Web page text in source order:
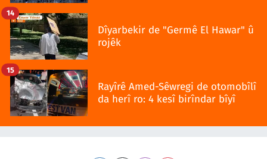
Dîyarbekir de "Germê El Hawar" û
rojêk
14
Rayîrê Amed-Sêwregi de otomobîlî
da herî ro: 4 kesî birîndar bîyî
15